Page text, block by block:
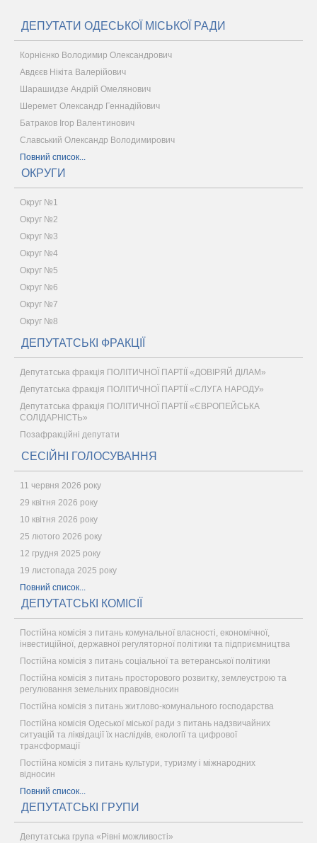
ДЕПУТАТИ ОДЕСЬКОЇ МІСЬКОЇ РАДИ
Корнієнко Володимир Олександрович
Авдєєв Нікіта Валерійович
Шарашидзе Андрій Омелянович
Шеремет Олександр Геннадійович
Батраков Ігор Валентинович
Славський Олександр Володимирович
Повний список...
ОКРУГИ
Округ №1
Округ №2
Округ №3
Округ №4
Округ №5
Округ №6
Округ №7
Округ №8
ДЕПУТАТСЬКІ ФРАКЦІЇ
Депутатська фракція ПОЛІТИЧНОЇ ПАРТІЇ «ДОВІРЯЙ ДІЛАМ»
Депутатська фракція ПОЛІТИЧНОЇ ПАРТІЇ «СЛУГА НАРОДУ»
Депутатська фракція ПОЛІТИЧНОЇ ПАРТІЇ «ЄВРОПЕЙСЬКА
СОЛІДАРНІСТЬ»
Позафракційні депутати
СЕСІЙНІ ГОЛОСУВАННЯ
11 червня 2026 року
29 квітня 2026 року
10 квітня 2026 року
25 лютого 2026 року
12 грудня 2025 року
19 листопада 2025 року
Повний список...
ДЕПУТАТСЬКІ КОМІСІЇ
Постійна комісія з питань комунальної власності, економічної,
інвестиційної, державної регуляторної політики та підприємництва
Постійна комісія з питань соціальної та ветеранської політики
Постійна комісія з питань просторового розвитку, землеустрою та
регулювання земельних правовідносин
Постійна комісія з питань житлово-комунального господарства
Постійна комісія Одеської міської ради з питань надзвичайних
ситуацій та ліквідації їх наслідків, екології та цифрової
трансформації
Постійна комісія з питань культури, туризму і міжнародних
відносин
Повний список...
ДЕПУТАТСЬКІ ГРУПИ
Депутатська група «Рівні можливості»